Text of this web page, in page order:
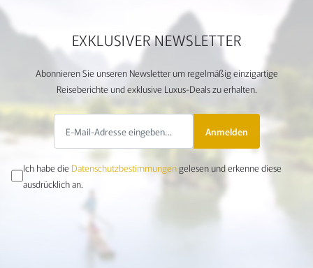
EXKLUSIVER NEWSLETTER
Abonnieren Sie unseren Newsletter um regelmäßig einzigartige
Reiseberichte und exklusive Luxus-Deals zu erhalten.
Anmelden
Ich habe die Datenschutzbestimmungengelesen und erkenne diese
ausdrücklich an.